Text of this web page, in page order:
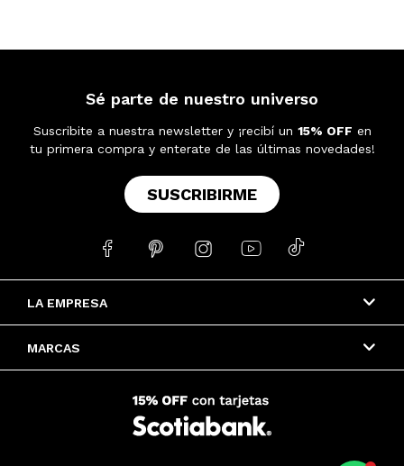
LA EMPRESA
MARCAS
Sé parte de nuestro universo
Suscribite a nuestra newsletter y ¡recibí un 15% OFF en
tu primera compra y enterate de las últimas novedades!
SUSCRIBIRME
    